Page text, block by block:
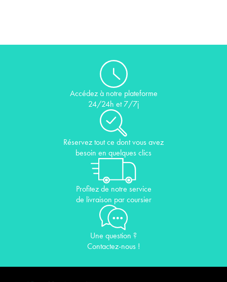
Accédez à notre plateforme
24/24h et 7/7j
Réservez tout ce dont vous avez
besoin en quelques clics
Profitez de notre service
de livraison par coursier
Une question ?
Contactez-nous !